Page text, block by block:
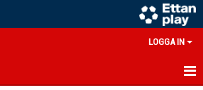
LOGGA IN